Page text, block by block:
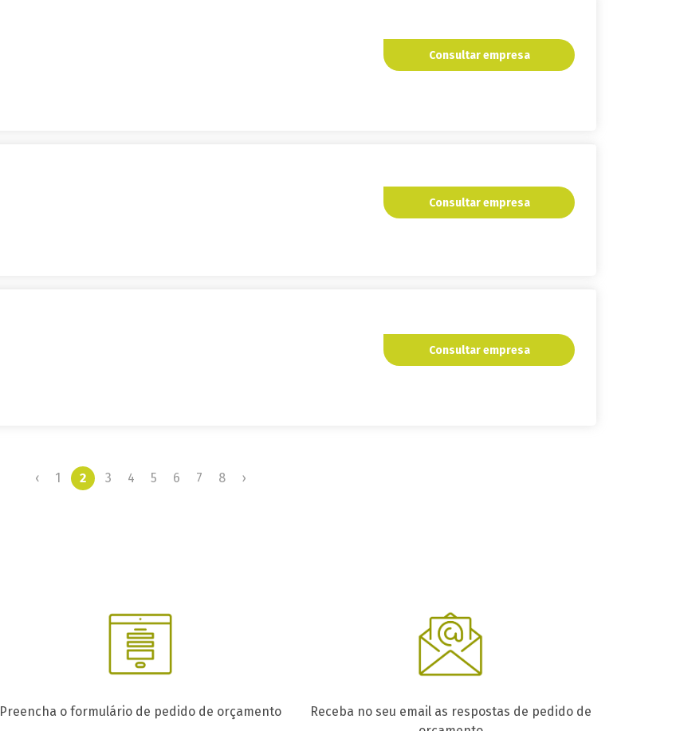
Consultar empresa
Consultar empresa
Consultar empresa
‹ 1 2 3 4 5 6 7 8 ›
Preencha o formulário de pedido de orçamento
Receba no seu email as respostas de pedido de